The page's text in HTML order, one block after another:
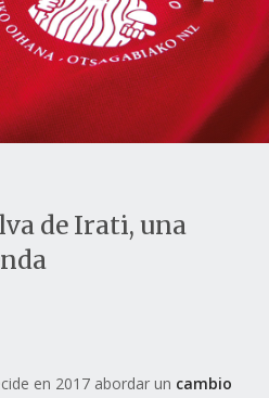
de Irati, una
en 2017 abordar un cambio